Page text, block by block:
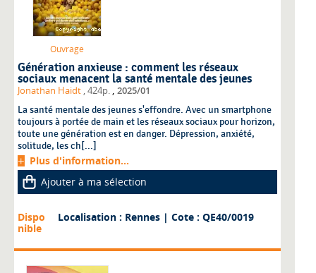
Ouvrage
Génération anxieuse : comment les réseaux
sociaux menacent la santé mentale des jeunes
Jonathan Haidt , 424p. , 2025/01
La santé mentale des jeunes s'effondre. Avec un smartphone
toujours à portée de main et les réseaux sociaux pour horizon,
toute une génération est en danger. Dépression, anxiété,
solitude, les ch[...]
Plus d'information...
Ajouter à ma sélection
Dispo
nible
Localisation : Rennes | Cote : QE40/0019